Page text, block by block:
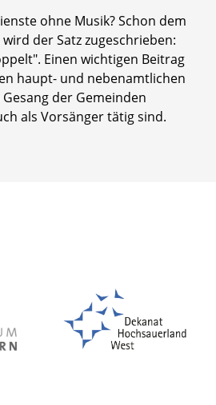
ohne Musik? Schon dem
der Satz zugeschrieben:
Einen wichtigen Beitrag
haupt- und nebenamtlichen
der Gemeinden
als Vorsänger tätig sind.